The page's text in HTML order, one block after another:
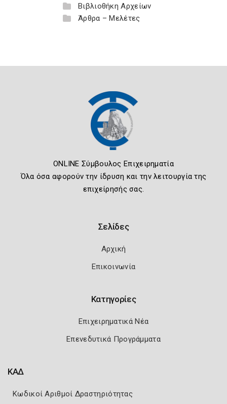
Βιβλιοθήκη Αρχείων
Άρθρα – Μελέτες
ONLINE Σύμβουλος Επιχειρηματία
Όλα όσα αφορούν την ίδρυση και την λειτουργία της
επιχείρησής σας.
Σελίδες
Αρχική
Επικοινωνία
Κατηγορίες
Επιχειρηματικά Νέα
Επενεδυτικά Προγράμματα
ΚΑΔ
Κωδικοί Αριθμοί Δραστηριότητας